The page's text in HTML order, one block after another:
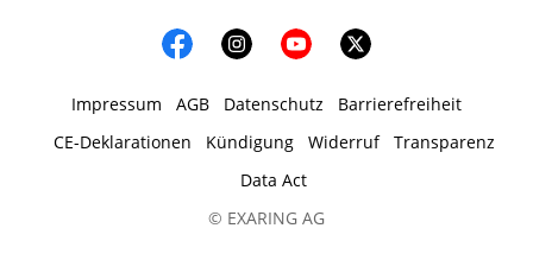
Impressum AGB Datenschutz
Barrierefreiheit
CE-Deklarationen
Kündigung Widerruf
Transparenz
Data Act
© EXARING AG